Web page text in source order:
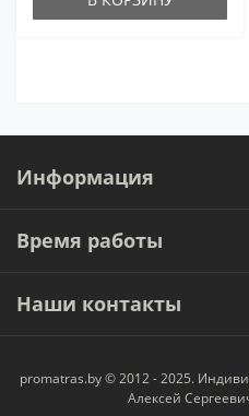
Информация
Время работы
Наши контакты
promatras.by © 2012 - 2025.
Алексей